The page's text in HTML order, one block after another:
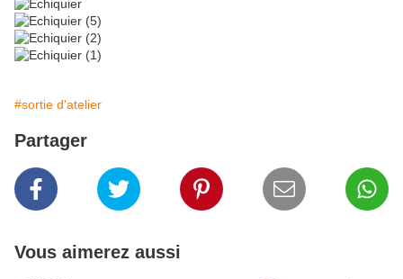
#sortie d'atelier
Partager
Vous aimerez aussi